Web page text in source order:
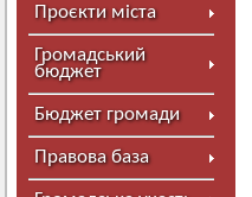
Проєкти міста
Громадський
бюджет
Бюджет громади
Правова база